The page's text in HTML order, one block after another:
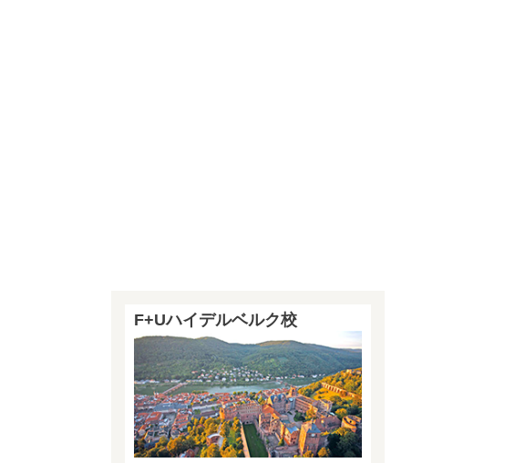
F+Uハイデルベルク校